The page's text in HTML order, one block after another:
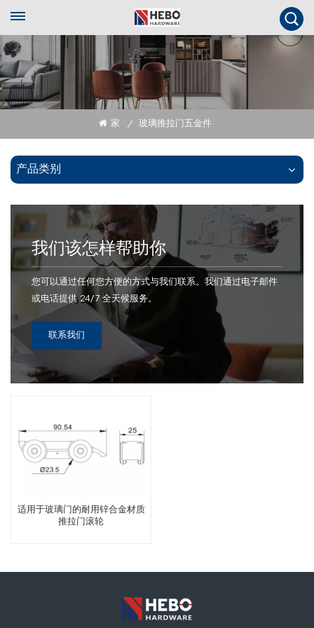
家 / 玻璃推拉门五金件
产品类别
我们该怎样帮助你
您可以通过任何您方便的方式与我们联系。我们通过电子邮件
或电话提供 24/7 全天候服务。
联系我们
适用于玻璃门的耐用锌合金材质
推拉门滚轮